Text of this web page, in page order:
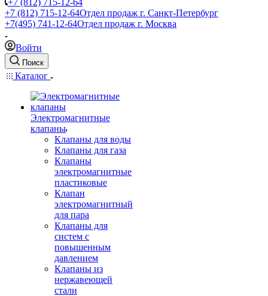
+7 (812) 715-12-64
+7 (812) 715-12-64Отдел продаж г. Санкт-Петербург
+7(495) 741-12-64Отдел продаж г. Москва
Войти
Поиск
Каталог
Электромагнитные
клапаны
Клапаны для воды
Клапаны для газа
Клапаны
электромагнитные
пластиковые
Клапан
электромагнитный
для пара
Клапаны для
систем с
повышенным
давлением
Клапаны из
нержавеющей
стали